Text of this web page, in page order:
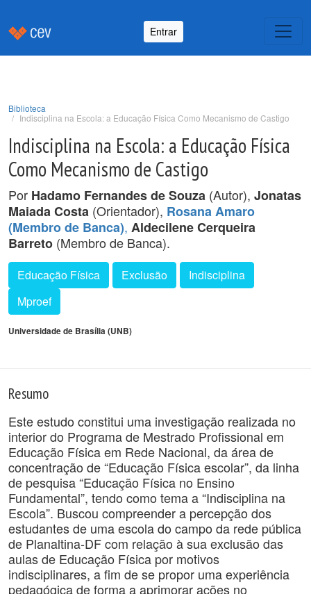
Entrar
Biblioteca
Indisciplina na Escola: a Educação Física Como Mecanismo de Castigo
Indisciplina na Escola: a Educação Física
Como Mecanismo de Castigo
Por Hadamo Fernandes de Souza (Autor), Jonatas
Maiada Costa (Orientador), Rosana Amaro
(Membro de Banca), Aldecilene Cerqueira
Barreto (Membro de Banca).
Educação Física Exclusão
Indisciplina
Mproef
Universidade de Brasília (UNB)
Resumo
Este estudo constitui uma investigação realizada no
interior do Programa de Mestrado Profissional em
Educação Física em Rede Nacional, da área de
concentração de “Educação Física escolar”, da linha
de pesquisa “Educação Física no Ensino
Fundamental”, tendo como tema a “Indisciplina na
Escola”. Buscou compreender a percepção dos
estudantes de uma escola do campo da rede pública
de Planaltina-DF com relação à sua exclusão das
aulas de Educação Física por motivos
indisciplinares, a fim de se propor uma experiência
pedagógica de forma a aprimorar ações no